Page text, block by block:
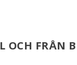
OCH FRÅN